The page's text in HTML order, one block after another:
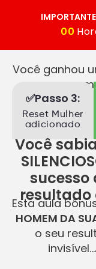
00
Você ganhou
✅Passo 3:
Reset Mulher
adicionado
Você
sucesso
resultado
Esta aula
HOMEM DA
o seu
invisível…